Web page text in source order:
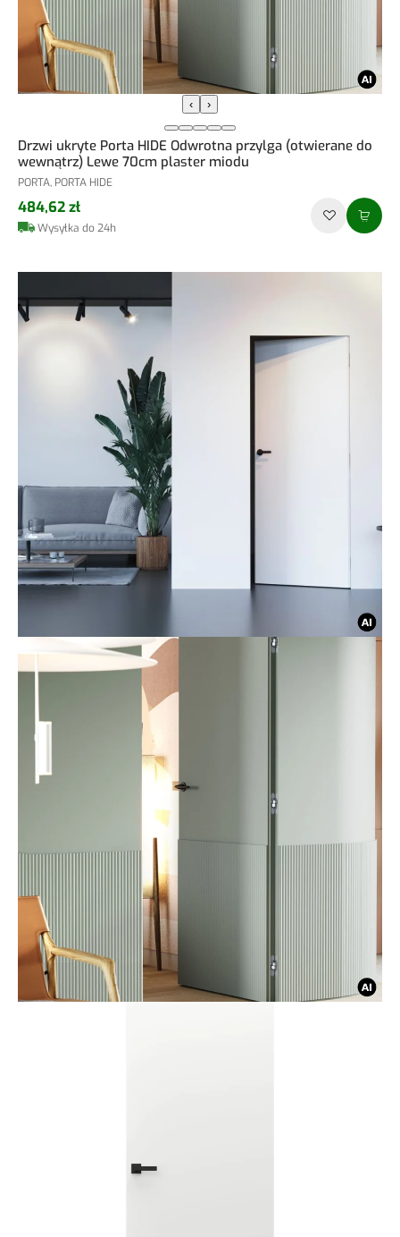
‹ ›
Drzwi ukryte Porta HIDE Odwrotna przylga (otwierane do
wewnątrz) Lewe 70cm plaster miodu
PORTA, PORTA HIDE
484,62 zł
Wysyłka do 24h